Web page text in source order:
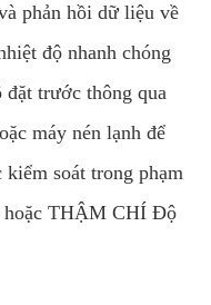
phản hồi dữ liệu về
độ nhanh chóng
trước thông qua
máy nén lạnh để
soát trong phạm
hoặc THẬM CHÍ Độ